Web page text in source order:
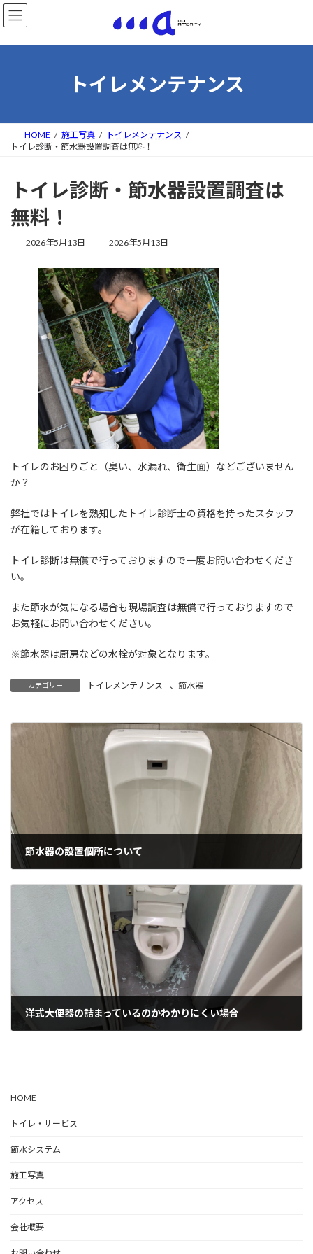
コ
ン
ン
ナ
ビ
ー
トイレメンテナンス
HOME 施工写真
トイレメンテナンス
トイレ診断・節水器設置調査は無料！
トイレ診断・節水器設置調査は
無料！
2026年5月13日
最
更
新
日
時
:
2026年5月13日
トイレのお困りごと（臭い、水漏れ、衛生面）などございません
か？
弊社ではトイレを熟知したトイレ診断士の資格を持ったスタッフ
が在籍しております。
トイレ診断は無償で行っておりますので一度お問い合わせくださ
い。
また節水が気になる場合も現場調査は無償で行っておりますので
お気軽にお問い合わせください。
※節水器は厨房などの水栓が対象となります。
カテゴリー トイレメンテナンス 、 節水器
節水器の設置個所について
洋式大便器の詰まっているのかわかりにくい場合
HOME
トイレ・サービス
節水システム
施工写真
アクセス
会社概要